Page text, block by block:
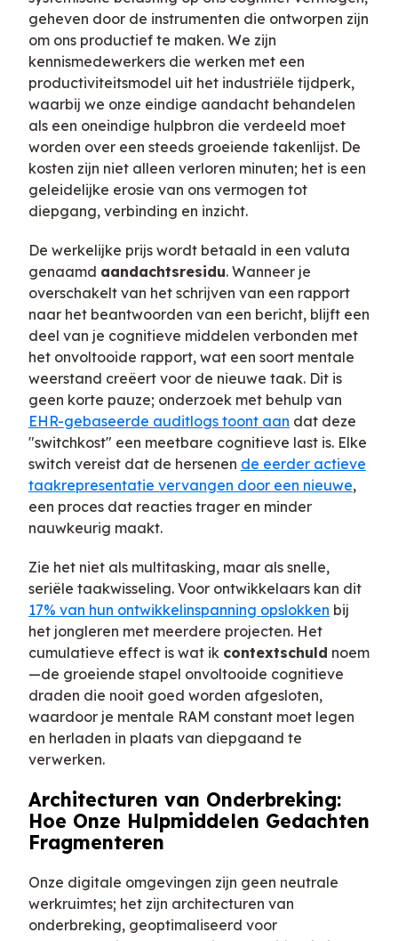
geheven door de instrumenten die ontworpen zijn
om ons productief te maken. We zijn
kennismedewerkers die werken met een
productiviteitsmodel uit het industriële tijdperk,
waarbij we onze eindige aandacht behandelen
als een oneindige hulpbron die verdeeld moet
worden over een steeds groeiende takenlijst. De
kosten zijn niet alleen verloren minuten; het is een
geleidelijke erosie van ons vermogen tot
diepgang, verbinding en inzicht.
De werkelijke prijs wordt betaald in een valuta
genaamd aandachtsresidu. Wanneer je
overschakelt van het schrijven van een rapport
naar het beantwoorden van een bericht, blijft een
deel van je cognitieve middelen verbonden met
het onvoltooide rapport, wat een soort mentale
weerstand creëert voor de nieuwe taak. Dit is
geen korte pauze; onderzoek met behulp van
EHR-gebaseerde auditlogs toont aan dat deze
"switchkost" een meetbare cognitieve last is. Elke
switch vereist dat de hersenen de eerder actieve
taakrepresentatie vervangen door een nieuwe,
een proces dat reacties trager en minder
nauwkeurig maakt.
Zie het niet als multitasking, maar als snelle,
seriële taakwisseling. Voor ontwikkelaars kan dit
17% van hun ontwikkelinspanning opslokken bij
het jongleren met meerdere projecten. Het
cumulatieve effect is wat ik contextschuld noem
—de groeiende stapel onvoltooide cognitieve
draden die nooit goed worden afgesloten,
waardoor je mentale RAM constant moet legen
en herladen in plaats van diepgaand te
verwerken.
Architecturen van Onderbreking:
Hoe Onze Hulpmiddelen Gedachten
Fragmenteren
Onze digitale omgevingen zijn geen neutrale
werkruimtes; het zijn architecturen van
onderbreking, geoptimaliseerd voor